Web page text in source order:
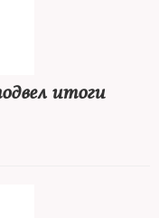
итоги